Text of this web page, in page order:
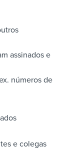
assinados e
números de
e colegas